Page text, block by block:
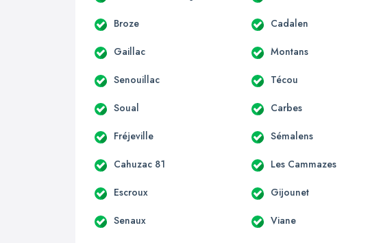
Broze Cadalen
Gaillac Montans
Senouillac Técou
Soual Carbes
Fréjeville Sémalens
Cahuzac 81 Les Cammazes
Escroux Gijounet
Senaux Viane